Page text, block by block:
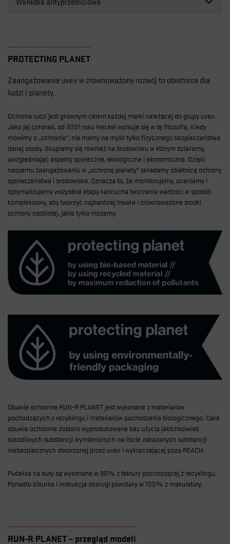
PROTECTING PLANET
Zaangażowanie uvex w zrównoważony rozwój to obietnica dla
ludzi i planety.
Ochrona ludzi jest głównym celem każdej marki należącej do grupy uvex.
Jako jej członek, od 2001 roku Heckel wpisuje się w tę filozofię. Kiedy
mówimy o „ochronie”, nie mamy na myśli tylko fizycznego bezpieczeństwa
danej osoby. Skupiamy się również na środowisku w którym działamy,
uwzględniając aspekty społeczne, ekologiczne i ekonomiczne. Dzięki
naszemu zaangażowaniu w „ochronę planety” składamy obietnicę ochrony
społeczeństwa i środowiska. Oznacza to, że monitorujemy, oceniamy i
optymalizujemy wszystkie etapy łańcucha tworzenia wartości w sposób
kompleksowy, aby tworzyć najbardziej trwałe i zrównoważone środki
ochrony osobistej, jakie tylko możemy.
Obuwie ochronne RUN-R PLANET jest wykonane z materiałów
pochodzących z recyklingu i materiałów pochodzenia biologicznego. Całe
obuwie ochronne zostało wyprodukowane bez użycia jakichkolwiek
szkodliwych substancji wymienionych na liście zakazanych substancji
niebezpiecznych stworzonej przez uvex i wykraczającej poza REACH.
Pudełka na buty są wykonane w 90% z tektury pochodzącej z recyklingu.
Ponadto bibułka i instrukcja obsługi powstały w 100% z makulatury.
RUN-R PLANET – przegląd modeli